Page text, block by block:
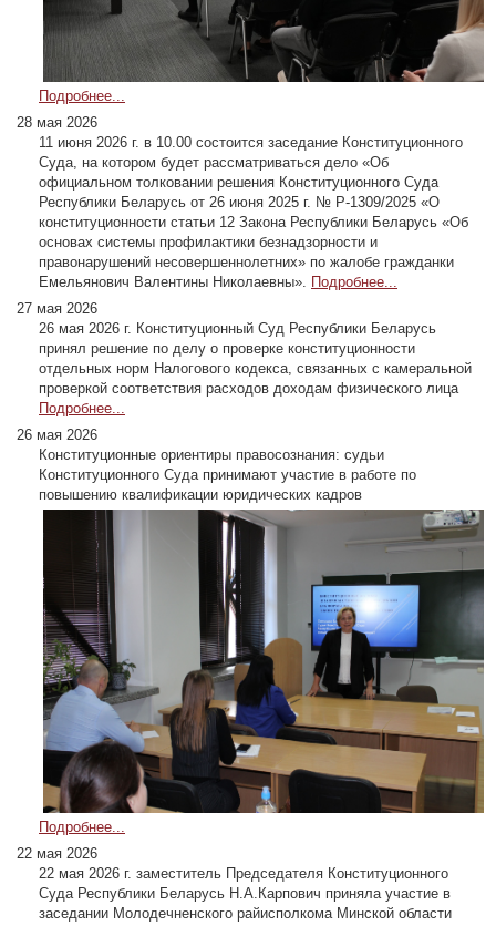
Подробнее...
28 мая 2026
11 июня 2026 г. в 10.00 состоится заседание Конституционного
Суда, на котором будет рассматриваться дело «Об
официальном толковании решения Конституционного Суда
Республики Беларусь от 26 июня 2025 г. № Р-1309/2025 «О
конституционности статьи 12 Закона Республики Беларусь «Об
основах системы профилактики безнадзорности и
правонарушений несовершеннолетних» по жалобе гражданки
Емельянович Валентины Николаевны». Подробнее...
27 мая 2026
26 мая 2026 г. Конституционный Суд Республики Беларусь
принял решение по делу о проверке конституционности
отдельных норм Налогового кодекса, связанных с камеральной
проверкой соответствия расходов доходам физического лица
Подробнее...
26 мая 2026
Конституционные ориентиры правосознания: судьи
Конституционного Суда принимают участие в работе по
повышению квалификации юридических кадров
Подробнее...
22 мая 2026
22 мая 2026 г. заместитель Председателя Конституционного
Суда Республики Беларусь Н.А.Карпович приняла участие в
заседании Молодечненского райисполкома Минской области